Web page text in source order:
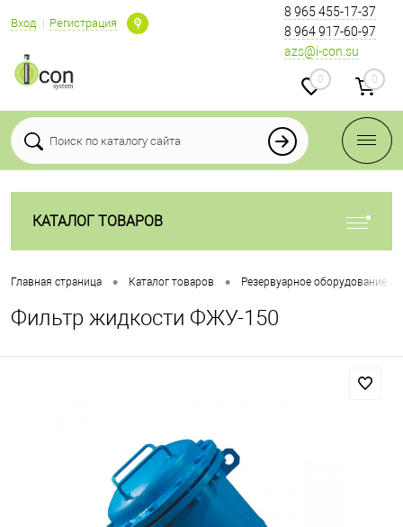
Вход Регистрация
8 965 455-17-37
8 964 917-60-97
azs@i-con.su
0 0
КАТАЛОГ ТОВАРОВ
Главная страница • Каталог товаров • Резервуарное оборудование
Фильтр жидкости ФЖУ-150